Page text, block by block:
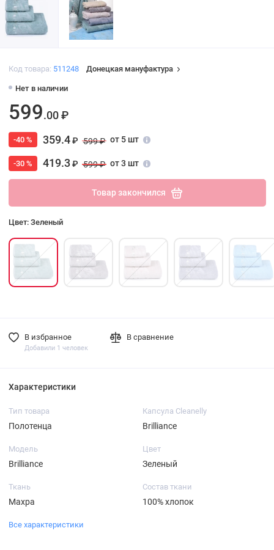
Код товара: 511248 Донецкая мануфактура
Нет в наличии
599.00 ₽
-40 % 359.4₽ 599 ₽ от 5 шт
-30 % 419.3₽ 599 ₽ от 3 шт
Товар закончился
Цвет: Зеленый
В избранное
Добавили 1 человек
В сравнение
Характеристики
Тип товара
Полотенца
Капсула Cleanelly
Brilliance
Модель
Brilliance
Цвет
Зеленый
Ткань
Махра
Состав ткани
100% хлопок
Все характеристики